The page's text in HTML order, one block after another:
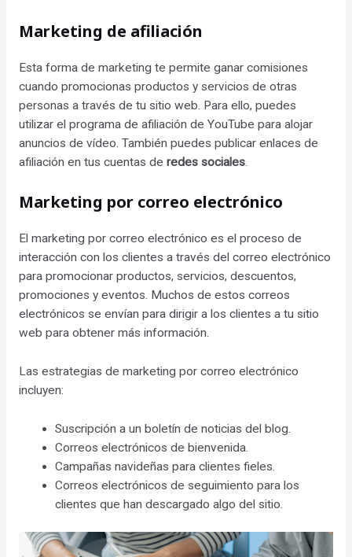
Marketing de afiliación
Esta forma de marketing te permite ganar comisiones
cuando promocionas productos y servicios de otras
personas a través de tu sitio web. Para ello, puedes
utilizar el programa de afiliación de YouTube para alojar
anuncios de vídeo. También puedes publicar enlaces de
afiliación en tus cuentas de redes sociales.
Marketing por correo electrónico
El marketing por correo electrónico es el proceso de
interacción con los clientes a través del correo electrónico
para promocionar productos, servicios, descuentos,
promociones y eventos. Muchos de estos correos
electrónicos se envían para dirigir a los clientes a tu sitio
web para obtener más información.
Las estrategias de marketing por correo electrónico
incluyen:
Suscripción a un boletín de noticias del blog.
Correos electrónicos de bienvenida.
Campañas navideñas para clientes fieles.
Correos electrónicos de seguimiento para los
clientes que han descargado algo del sitio.